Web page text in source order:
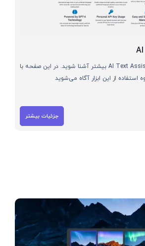
با هوش مصنوعی AI Text Assistant بیشتر آشنا شوید. در این صفحه با
استفاده از این ابزار آگاه می‌شوید
جزئیات بیشتر